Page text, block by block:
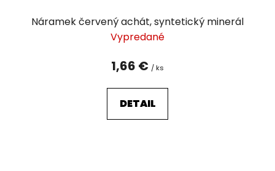
Náramek červený achát, syntetický minerál
Vypredané
1,66 € / ks
DETAIL